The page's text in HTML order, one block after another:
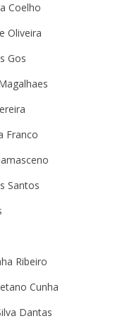
Coelho
Oliveira
Gos
Franco
Santos
Ribeiro
Cunha
Dantas